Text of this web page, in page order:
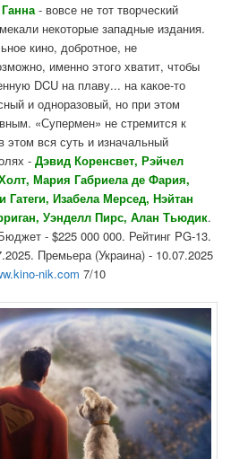
- вовсе не тот творческий
некоторые западные издания.
кино, добротное, не
именно этого хватит, чтобы
DCU на плаву... на какое-то
и одноразовый, но при этом
«Супермен» не стремится к
этом вся суть и изначальный
-Дэвид Коренсвет, Рэйчел
Мария Габриела де Фария,
Гатеги, Изабела Мерсед, Нэйтан
Уэнделл Пирс, Алан Тьюдик.
- $225 000 000. Рейтинг PG-13.
Премьера (Украина) - 10.07.2025
nik.com 7/10